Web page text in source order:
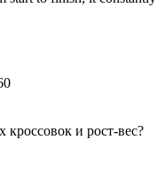
кроссовок и рост-вес?